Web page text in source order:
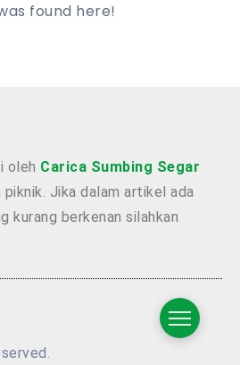
found here!
oleh Carica Sumbing Segar
piknik. Jika dalam artikel ada
kurang berkenan silahkan